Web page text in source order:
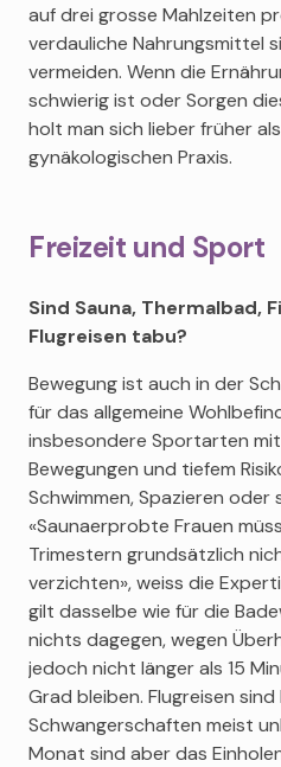
auf drei grosse Mahlzeiten
verdauliche Nahrungsmittel
vermeiden. Wenn die
schwierig ist oder Sorgen
holt man sich lieber früher
gynäkologischen Praxis.
Freizeit und Sport
Sind Sauna, Thermalbad,
Flugreisen tabu?
Bewegung ist auch in der
für das allgemeine
insbesondere Sportarten
Bewegungen und tiefem
Schwimmen, Spazieren
«Saunaerprobte Frauen
Trimestern grundsätzlich
verzichten», weiss die
gilt dasselbe wie für die
nichts dagegen, wegen
jedoch nicht länger als 15
Grad bleiben. Flugreisen
Schwangerschaften meist
Monat sind aber das